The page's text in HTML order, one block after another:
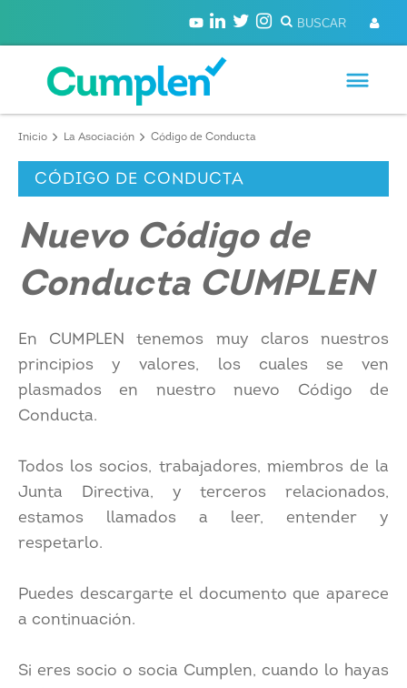
Inicio La Asociación Código de Conducta
CÓDIGO DE CONDUCTA
Nuevo Código de
Conducta CUMPLEN
En CUMPLEN tenemos muy claros nuestros
principios y valores, los cuales se ven
plasmados en nuestro nuevo Código de
Conducta.
Todos los socios, trabajadores, miembros de la
Junta Directiva, y terceros relacionados,
estamos llamados a leer, entender y
respetarlo.
Puedes descargarte el documento que aparece
a continuación.
Si eres socio o socia Cumplen, cuando lo hayas